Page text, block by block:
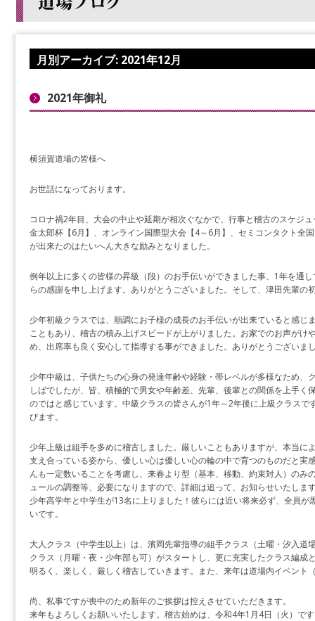
月別アーカイブ: 2021年12月
2021年御礼
横須賀道場の皆様へ
お世話になっております。
コロナ禍2年目、大会の中止や延期が相次ぐなかで、行事と稽古のスケジ
金太郎杯【6月】、オンライン国際型大会【4～6月】、セミコンタクト全
が出来たのはたいへん大きな励みとなりました。
例年以上に多くの皆様の昇級（段）のお手伝いができました事、1年を通
らの感謝を申し上げます。ありがとうございました。そして、津田先輩の
少年初級クラスでは、順調にお子様の成長のお手伝いが出来ていると感じ
こともあり、稽古の積み上げスピードが上がりました。お家でのお声がけ
め、出席率も良く安心して指導する事ができました。ありがとうございま
少年中級は、子供たちの心身の発達年齢や経験・帯レベルが多様なため、
しばでしたが、皆、積極的で男女や年齢差、先輩、後輩との関係を上手く
のではと感じています。中級クラスの皆さんが1年～2年後に上級クラスで
びます。
少年上級は組手を多めに稽古しました。厳しいこともありますが、本当に
支え合っている姿から、優しい心は優しい心の輪の中で育つのものだと実
んも一定数いることを考慮し、来春より型（基本、移動、約束対人）のみ
ュールの調整等、必要になりますので、詳細は追って、お知らせいたしま
少年高学年と中学生が13名に上りました！彼らには近い将来必ず、全員
いです。
大人クラス（中学生以上）は、濱岡先輩指導の組手クラス（土曜・汐入道
クラス（月曜・夜・少年部も可）がスタートし、更に充実したクラス編成
明るく、楽しく、厳しく稽古していきます。また、来年は道場内イベント
尚、私事ですが喪中のため新年のご挨拶は控えさせていただきます。
来年もよろしくお願いいたします。稽古始めは、令和4年1月4日（火）で